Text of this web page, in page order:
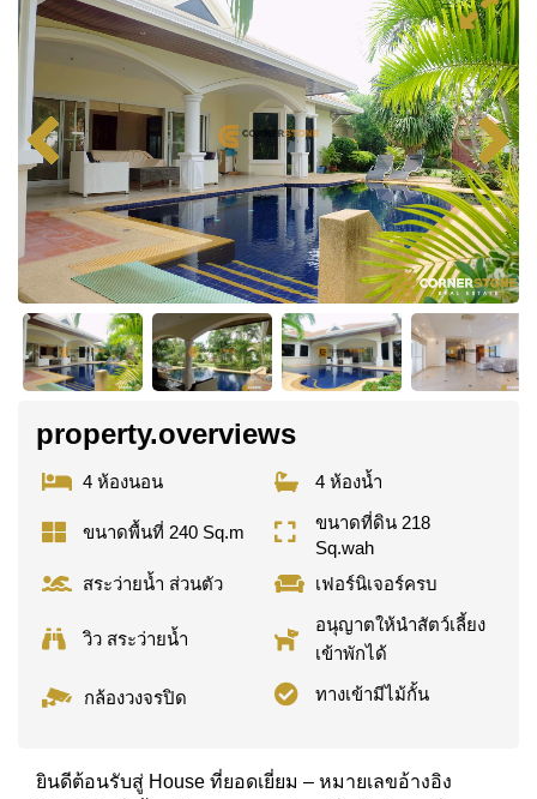
property.overviews
4 ห้องนอน 4 ห้องน้ำ
ขนาดพื้นที่ 240 Sq.m
ขนาดที่ดิน 218
Sq.wah
สระว่ายน้ำ ส่วนตัว
เฟอร์นิเจอร์ครบ
วิว สระว่ายน้ำ
อนุญาตให้นำสัตว์เลี้ยง
เข้าพักได้
กล้องวงจรปิด ทางเข้ามีไม้กั้น
ยินดีต้อนรับสู่ House ที่ยอดเยี่ยม – หมายเลขอ้างอิง